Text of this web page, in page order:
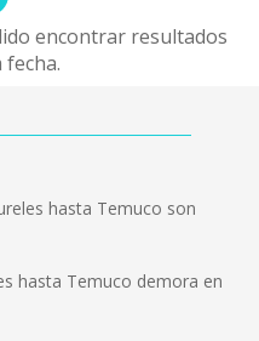
encontrar resultados
fecha.
hasta Temuco son
hasta Temuco demora en